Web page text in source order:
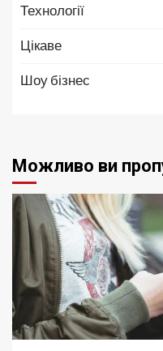
Технології
Цікаве
Шоу бізнес
Можливо ви